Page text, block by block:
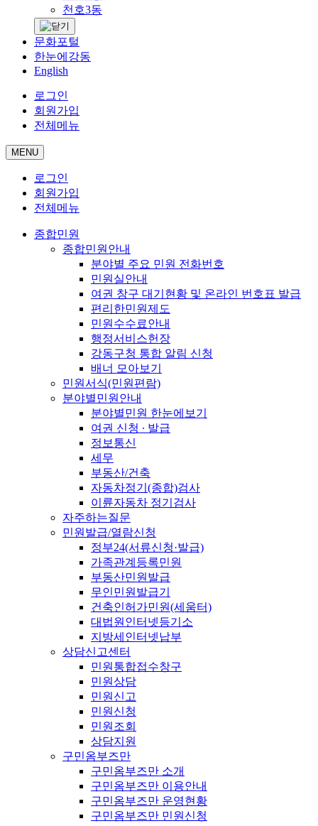
천호3동
문화포털
한눈에강동
English
로그인
회원가입
전체메뉴
MENU
로그인
회원가입
전체메뉴
종합민원
종합민원안내
분야별 주요 민원 전화번호
민원실안내
여권 창구 대기현황 및 온라인 번호표 발급
편리한민원제도
민원수수료안내
행정서비스헌장
강동구청 통합 알림 신청
배너 모아보기
민원서식(민원편람)
분야별민원안내
분야별민원 한눈에보기
여권 신청 ∙ 발급
정보통신
세무
부동산/건축
자동차정기(종합)검사
이륜자동차 정기검사
자주하는질문
민원발급/열람신청
정부24(서류신청·발급)
가족관계등록민원
부동산민원발급
무인민원발급기
건축인허가민원(세움터)
대법원인터넷등기소
지방세인터넷납부
상담신고센터
민원통합접수창구
민원상담
민원신고
민원신청
민원조회
상담지원
구민옴부즈만
구민옴부즈만 소개
구민옴부즈만 이용안내
구민옴부즈만 운영현황
구민옴부즈만 민원신청